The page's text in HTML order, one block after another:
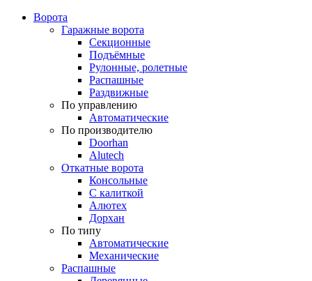
Ворота
Гаражные ворота
Секционные
Подъёмные
Рулонные, ролетные
Распашные
Раздвижные
По управлению
Автоматические
По производителю
Doorhan
Alutech
Откатные ворота
Консольные
С калиткой
Алютех
Дорхан
По типу
Автоматические
Механические
Распашные